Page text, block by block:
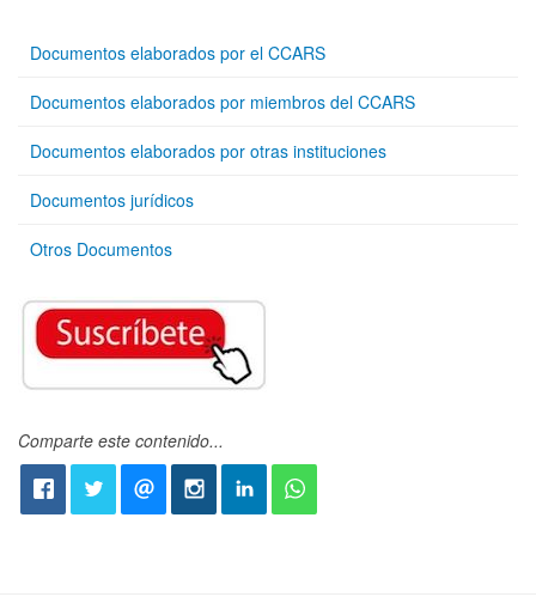
Documentos elaborados por el CCARS
Documentos elaborados por miembros del CCARS
Documentos elaborados por otras instituciones
Documentos jurídicos
Otros Documentos
Comparte este contenido...